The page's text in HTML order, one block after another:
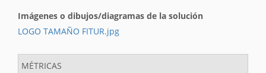
Imágenes o dibujos/diagramas de la solución
LOGO TAMAÑO FITUR.jpg
MÉTRICAS